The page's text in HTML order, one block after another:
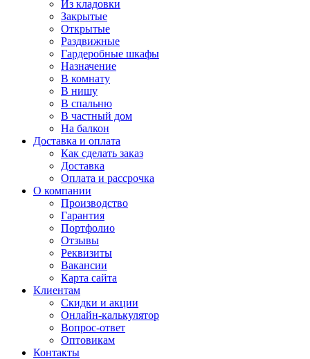
Из кладовки
Закрытые
Открытые
Раздвижные
Гардеробные шкафы
Назначение
В комнату
В нишу
В спальню
В частный дом
На балкон
Доставка и оплата
Как сделать заказ
Доставка
Оплата и рассрочка
О компании
Производство
Гарантия
Портфолио
Отзывы
Реквизиты
Вакансии
Карта сайта
Клиентам
Скидки и акции
Онлайн-калькулятор
Вопрос-ответ
Оптовикам
Контакты